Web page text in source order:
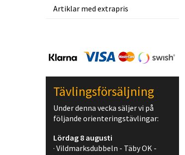
Artiklar med extrapris
Tävlingsförsäljning
Under denna vecka säljer vi på
följande orienteringstävlingar:
Lördag 8 augusti
· Vildmarksdubbeln - Täby OK -